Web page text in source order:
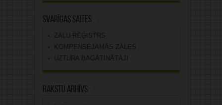
Svarīgas saites
ZĀĻU REĢISTRS
KOMPENSĒJAMĀS ZĀLES
UZTURA BAGĀTINĀTĀJI
Rakstu arhīvs